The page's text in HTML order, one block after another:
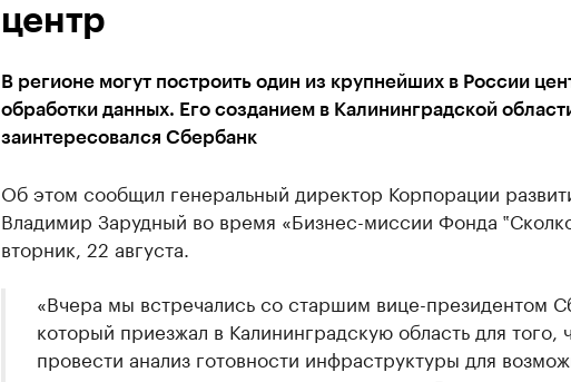
центр
В регионе могут построить один из крупнейших в России
обработки данных. Его созданием в Калининградской
заинтересовался Сбербанк
Об этом сообщил генеральный директор Корпорации
Владимир Зарудный во время «Бизнес-миссии Фонда
вторник, 22 августа.
«Вчера мы встречались со старшим вице-президентом
который приезжал в Калининградскую область для того,
провести анализ готовности инфраструктуры для